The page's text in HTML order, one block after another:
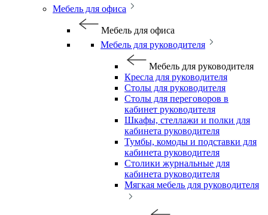
Мебель для офиса
Мебель для офиса
Мебель для руководителя
Мебель для руководителя
Кресла для руководителя
Столы для руководителя
Столы для переговоров в
кабинет руководителя
Шкафы, стеллажи и полки для
кабинета руководителя
Тумбы, комоды и подставки для
кабинета руководителя
Столики журнальные для
кабинета руководителя
Мягкая мебель для руководителя